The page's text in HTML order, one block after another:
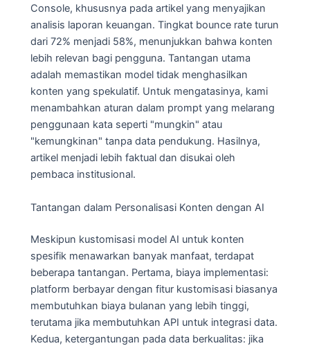
Console, khususnya pada artikel yang menyajikan
analisis laporan keuangan. Tingkat bounce rate turun
dari 72% menjadi 58%, menunjukkan bahwa konten
lebih relevan bagi pengguna. Tantangan utama
adalah memastikan model tidak menghasilkan
konten yang spekulatif. Untuk mengatasinya, kami
menambahkan aturan dalam prompt yang melarang
penggunaan kata seperti "mungkin" atau
"kemungkinan" tanpa data pendukung. Hasilnya,
artikel menjadi lebih faktual dan disukai oleh
pembaca institusional.
Tantangan dalam Personalisasi Konten dengan AI
Meskipun kustomisasi model AI untuk konten
spesifik menawarkan banyak manfaat, terdapat
beberapa tantangan. Pertama, biaya implementasi:
platform berbayar dengan fitur kustomisasi biasanya
membutuhkan biaya bulanan yang lebih tinggi,
terutama jika membutuhkan API untuk integrasi data.
Kedua, ketergantungan pada data berkualitas: jika